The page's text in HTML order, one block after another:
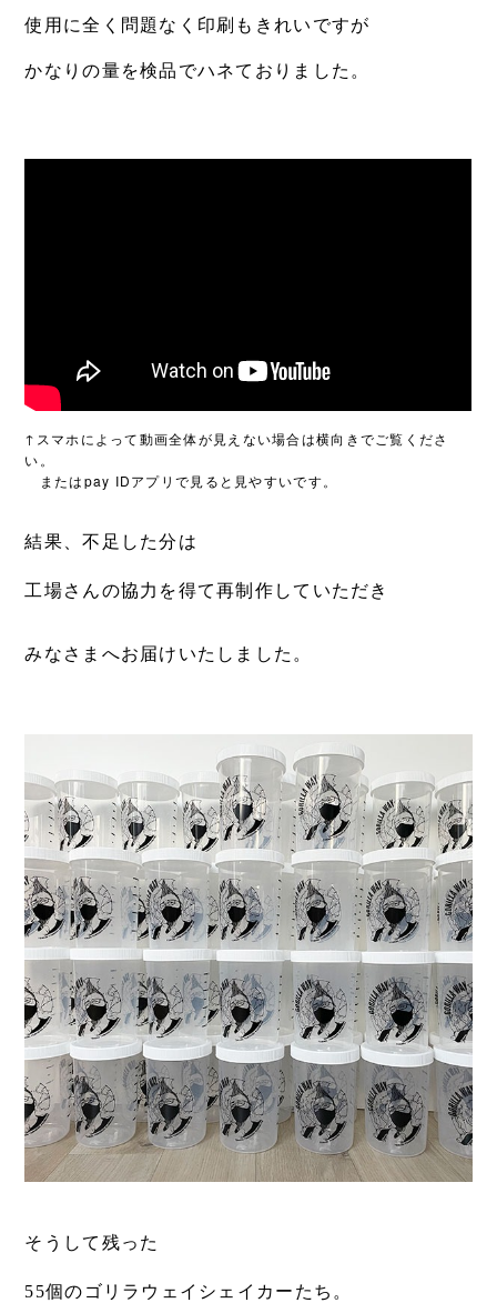
使用に全く問題なく印刷もきれいですが
かなりの量を検品でハネておりました。
↑スマホによって動画全体が見えない場合は横向きでご覧くださ
い。
またはpay IDアプリで見ると見やすいです。
結果、不足した分は
工場さんの協力を得て再制作していただき
みなさまへお届けいたしました。
そうして残った
55個のゴリラウェイシェイカーたち。